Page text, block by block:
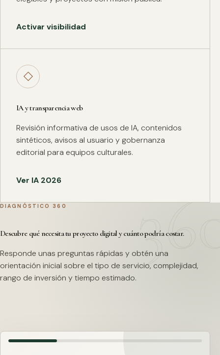
Activar visibilidad
◇
IA y transparencia web
Revisión informativa de usos de IA, contenidos
sintéticos, avisos al usuario y gobernanza
editorial para equipos culturales.
Ver IA 2026
DIAGNÓSTICO 360
Descubre qué necesita tu proyecto digital y cuánto podría costar.
Responde unas preguntas rápidas y obtén una
orientación inicial sobre el tipo de servicio, complejidad,
rango de inversión y tiempo estimado.